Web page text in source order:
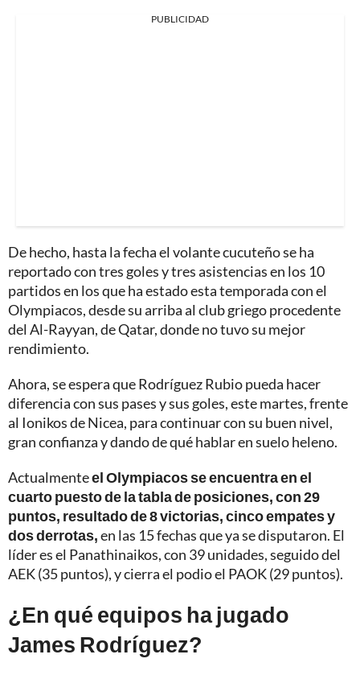
PUBLICIDAD
De hecho, hasta la fecha el volante cucuteño se ha
reportado con tres goles y tres asistencias en los 10
partidos en los que ha estado esta temporada con el
Olympiacos, desde su arriba al club griego procedente
del Al-Rayyan, de Qatar, donde no tuvo su mejor
rendimiento.
Ahora, se espera que Rodríguez Rubio pueda hacer
diferencia con sus pases y sus goles, este martes, frente
al Ionikos de Nicea, para continuar con su buen nivel,
gran confianza y dando de qué hablar en suelo heleno.
Actualmenteel Olympiacos se encuentra en el
cuarto puesto de la tabla de posiciones, con 29
puntos, resultado de 8 victorias, cinco empates y
dos derrotas,en las 15 fechas que ya se disputaron. El
líder es el Panathinaikos, con 39 unidades, seguido del
AEK (35 puntos), y cierra el podio el PAOK (29 puntos).
¿En qué equipos ha jugado
James Rodríguez?